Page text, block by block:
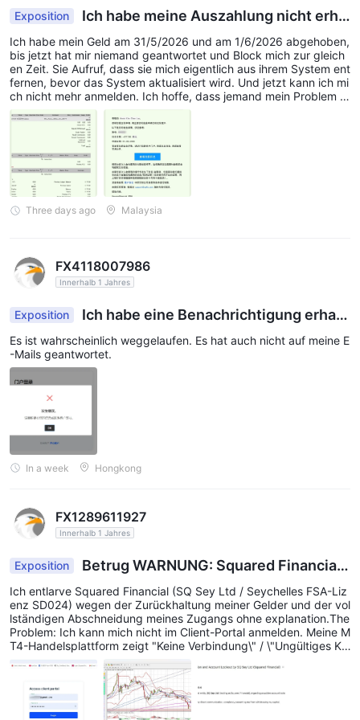
Exposition
Ich habe meine Auszahlung nicht erhal
ten
Ich habe mein Geld am 31/5/2026 und am 1/6/2026 abgehoben,
bis jetzt hat mir niemand geantwortet und Block mich zur gleich
en Zeit. Sie Aufruf, dass sie mich eigentlich aus ihrem System ent
fernen, bevor das System aktualisiert wird. Und jetzt kann ich mi
ch nicht mehr anmelden. Ich hoffe, dass jemand mein Problem lö
sen kann.
Three days ago Malaysia
FX4118007986
Innerhalb 1 Jahres
Exposition
Ich habe eine Benachrichtigung erhalt
en, dass die Plattform die Lizenz aufgegeben ha
t, und jetzt kann ich mich nicht in mein Konto einl
oggen. Ich habe noch einen Kapitalsaldo, der nic
ht abgehoben wurde.
Es ist wahrscheinlich weggelaufen. Es hat auch nicht auf meine E
-Mails geantwortet.
In a week Hongkong
FX1289611927
Innerhalb 1 Jahres
Exposition
Betrug WARNUNG: Squared Financial
gesperrtes Konto
Ich entlarve Squared Financial (SQ Sey Ltd / Seychelles FSA-Liz
enz SD024) wegen der Zurückhaltung meiner Gelder und der vol
lständigen Abschneidung meines Zugangs ohne explanation.The
Problem: Ich kann mich nicht im Client-Portal anmelden. Meine M
T4-Handelsplattform zeigt "Keine Verbindung\" / \"Ungültiges Ko
ort: Ich habe eine offizielle manuelle Auszahlungsanforderung an
den Support gesendet@sqfin.com, aber sie sind völlig still gewor
den. Sie weigern sich, E-Mails zu beantworten oder mir mein mo
ney.Status: Ich habe dies bereits eskalieren lassen und eine offiz